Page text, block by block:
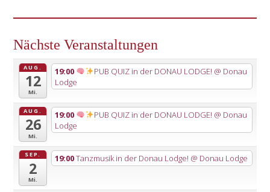
Nächste Veranstaltungen
AUG.
12
Mi.
19:00 PUB QUIZ in der DONAU LODGE! @ Donau
Lodge
AUG.
26
Mi.
19:00 PUB QUIZ in der DONAU LODGE! @ Donau
Lodge
SEP.
2
Mi.
19:00Tanzmusik in der Donau Lodge! @ Donau Lodge